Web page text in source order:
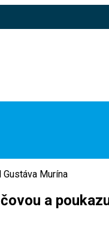
Murína
a